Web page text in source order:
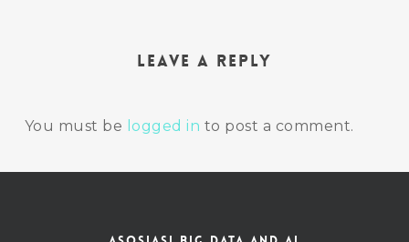
Leave a Reply
You must be logged in to post a comment.